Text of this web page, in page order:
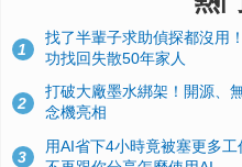
1
找了半輩子求助偵探都沒用
功找回失散50年家人
2
打破大廠墨水綁架！開源、
念機亮相
3
用AI省下4小時竟被塞更多